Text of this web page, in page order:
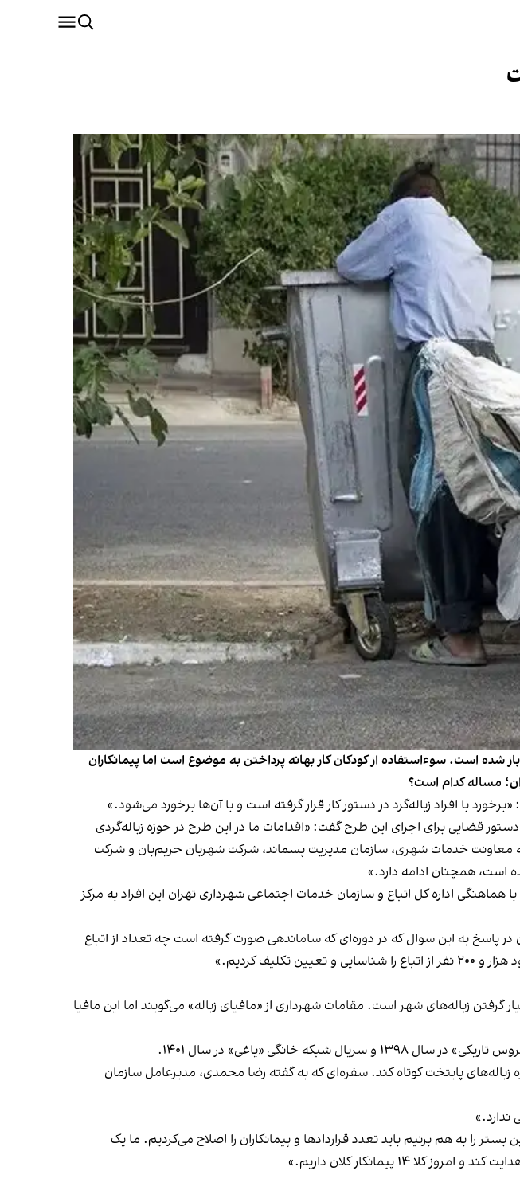
شده است. سوءاستفاده از کودکان کار بهانه پرداختن به موضوع است اما پیمانکاران
مساله کدام است؟
با افراد زباله‌گرد در دستور کار قرار گرفته است و با آن‌ها برخورد می‌شود.»
قضایی برای اجرای این طرح گفت: «اقدامات ما در این طرح در حوزه زباله‌گردی
معاونت خدمات شهری، سازمان مدیریت پسماند، شرکت شهربان حریم‌بان و شرکت
است، همچنان ادامه دارد.»
با هماهنگی اداره کل اتباع و سازمان خدمات اجتماعی شهرداری تهران این افراد به مرکز
پاسخ به این سوال که در دوره‌ای که ساماندهی صورت گرفته است چه تعداد از اتباع
کردیم.»
گرفتن زباله‌های شهر است. مقامات شهرداری از «مافیای زباله» می‌گویند اما این مافیا
خانگی «یاغی» در سال ۱۴۰۱.
پایتخت کوتاه کند. سفره‌ای که به گفته رضا محمدی، مدیرعامل سازمان
را به هم بزنیم باید تعدد قراردادها و پیمانکاران را اصلاح می‌کردیم. ما یک
پیمانکار کلان داریم.»